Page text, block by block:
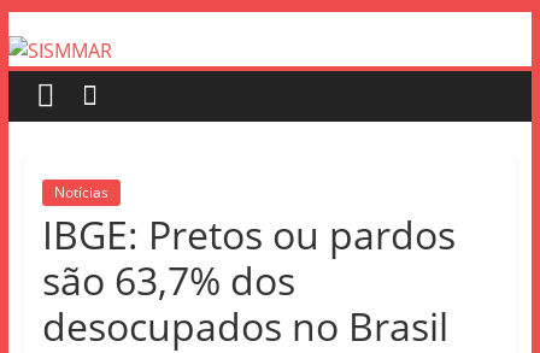
Notícias
IBGE: Pretos ou pardos
são 63,7% dos
desocupados no Brasil